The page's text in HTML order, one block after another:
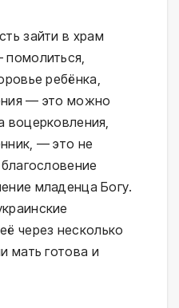
зайти в храм
ребёнка,
— это можно
воцерковления,
— это не
младенца Богу.
через несколько
мать готова и